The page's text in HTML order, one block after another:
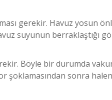
gerekir. Havuz yosun
suyunun berraklaştığı
Böyle bir durumda
şoklamasından sonra